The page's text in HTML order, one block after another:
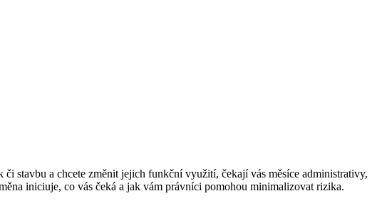
stavbu a chcete změnit jejich funkční využití, čekají vás měsíce administrativy,
iniciuje, co vás čeká a jak vám právníci pomohou minimalizovat rizika.